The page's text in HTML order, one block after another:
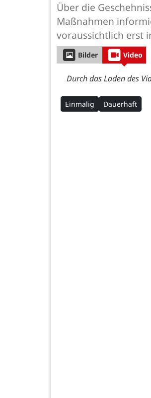
Über die
Maßnahmen
voraussichtlich erst
Bilder Video
Durch das Laden des
Einmalig Dauerhaft